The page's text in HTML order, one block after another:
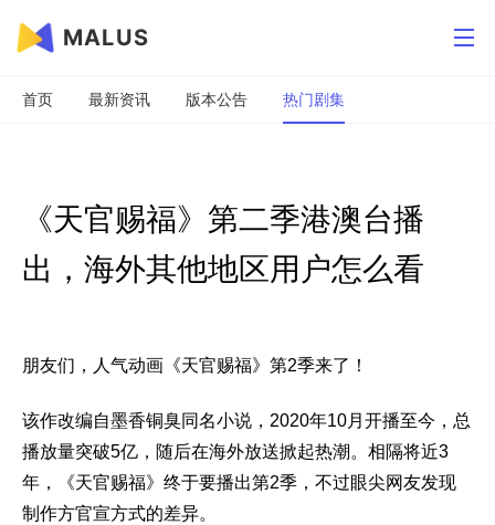
MALUS
首页 最新资讯 版本公告 热门剧集
《天官赐福》第二季港澳台播
出，海外其他地区用户怎么看
朋友们，人气动画《天官赐福》第2季来了！
该作改编自墨香铜臭同名小说，2020年10月开播至今，总
播放量突破5亿，随后在海外放送掀起热潮。相隔将近3
年，《天官赐福》终于要播出第2季，不过眼尖网友发现
制作方官宣方式的差异。